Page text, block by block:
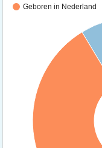
Geboren in Nederland